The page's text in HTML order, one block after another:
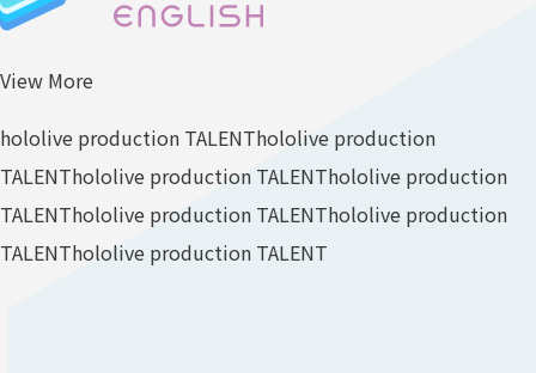
View More
hololive production TALENThololive production
TALENThololive production TALENThololive production
TALENThololive production TALENThololive production
TALENThololive production TALENT